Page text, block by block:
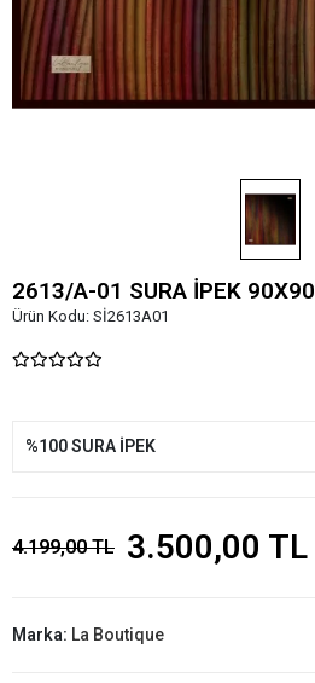
2613/A-01 SURA İPEK 90X90
Ürün Kodu: Sİ2613A01
%100 SURA İPEK
4.199,00 TL 3.500,00 TL
Marka: La Boutique